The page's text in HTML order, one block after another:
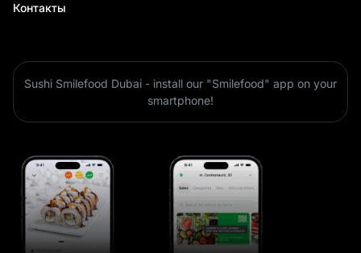
Контакты
Sushi Smilefood Dubai - install our "Smilefood" app on your
smartphone!